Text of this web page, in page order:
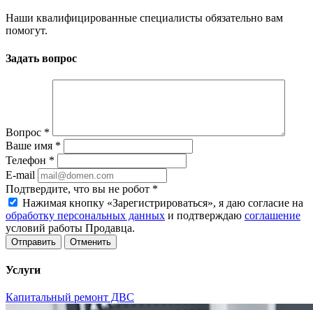
Наши квалифицированные специалисты обязательно вам
помогут.
Задать вопрос
Вопрос *
Ваше имя *
Телефон *
E-mail
Подтвердите, что вы не робот *
Нажимая кнопку «Зарегистрироваться», я даю согласие на
обработку персональных данных и подтверждаю соглашение
условий работы Продавца.
Отменить
Услуги
Капитальный ремонт ДВС